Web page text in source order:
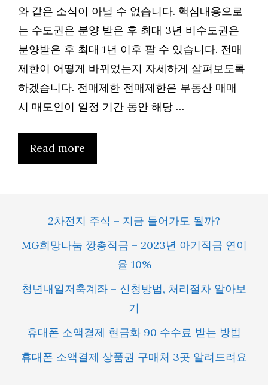
와 같은 소식이 아닐 수 없습니다. 핵심내용으로
는 수도권은 분양 받은 후 최대 3년 비수도권은
분양받은 후 최대 1년 이후 팔 수 있습니다. 전매
제한이 어떻게 바뀌었는지 자세하게 살펴보도록
하겠습니다. 전매제한 전매제한은 부동산 매매
시 매도인이 일정 기간 동안 해당 …
Read more
2차전지 주식 – 지금 들어가도 될까?
MG희망나눔 깡총적금 – 2023년 아기적금 연이
율 10%
청년내일저축계좌 – 신청방법, 처리절차 알아보
기
휴대폰 소액결제 현금화 90 수수료 받는 방법
휴대폰 소액결제 상품권 구매처 3곳 알려드려요